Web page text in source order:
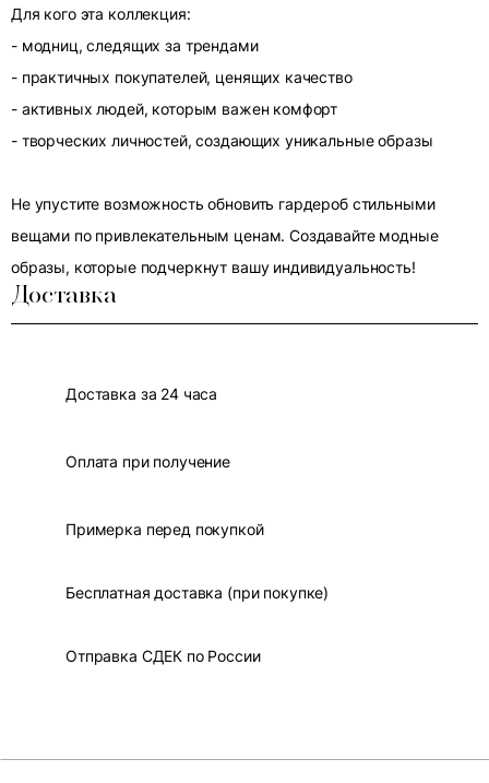
Для кого эта коллекция:
- модниц, следящих за трендами
- практичных покупателей, ценящих качество
- активных людей, которым важен комфорт
- творческих личностей, создающих уникальные образы
Не упустите возможность обновить гардероб стильными
вещами по привлекательным ценам. Создавайте модные
образы, которые подчеркнут вашу индивидуальность!
Доставка
Доставка за 24 часа
Оплата при получение
Примерка перед покупкой
Бесплатная доставка (при покупке)
Отправка СДЕК по России